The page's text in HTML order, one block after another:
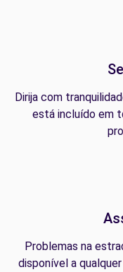
Dirija com
está incluído em
Problemas na
disponível a